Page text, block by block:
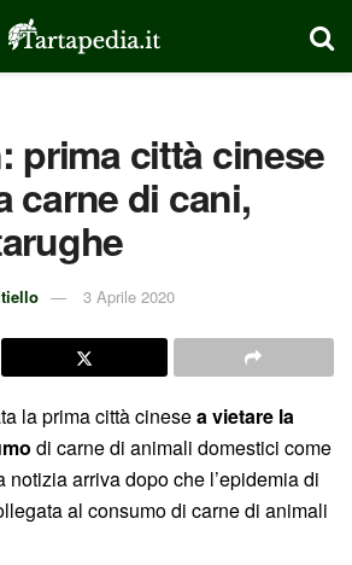
prima città cinese
carne di cani,
3 Aprile 2020
la prima città cinesea vietare la
di carne di animali domestici come
notizia arriva dopo che l’epidemia di
al consumo di carne di animali